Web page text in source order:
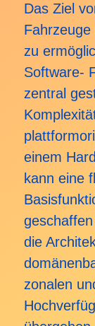
Das Ziel
zu
Software-
zentral
einem
kann eine
die
zonalen